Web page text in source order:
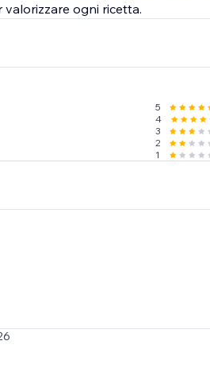
ogni ricetta.
5
4
3
2
1